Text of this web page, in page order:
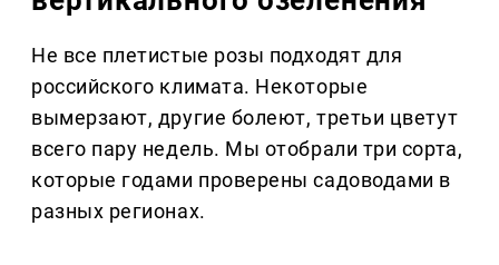
Не все плетистые розы подходят для
российского климата. Некоторые
вымерзают, другие болеют, третьи цветут
всего пару недель. Мы отобрали три сорта,
которые годами проверены садоводами в
разных регионах.